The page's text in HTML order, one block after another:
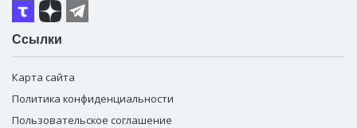
Ссылки
Карта сайта
Политика конфиденциальности
Пользовательское соглашение